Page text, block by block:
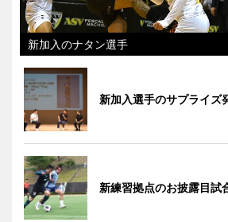
新加入のナタン選手
新加入選手のサプライズ
新練習拠点のお披露目試